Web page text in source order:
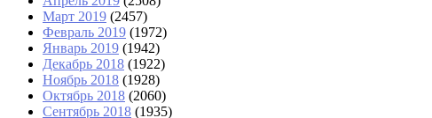
Март 2019 (2457)
Февраль 2019 (1972)
Январь 2019 (1942)
Декабрь 2018 (1922)
Ноябрь 2018 (1928)
Октябрь 2018 (2060)
Сентябрь 2018 (1935)